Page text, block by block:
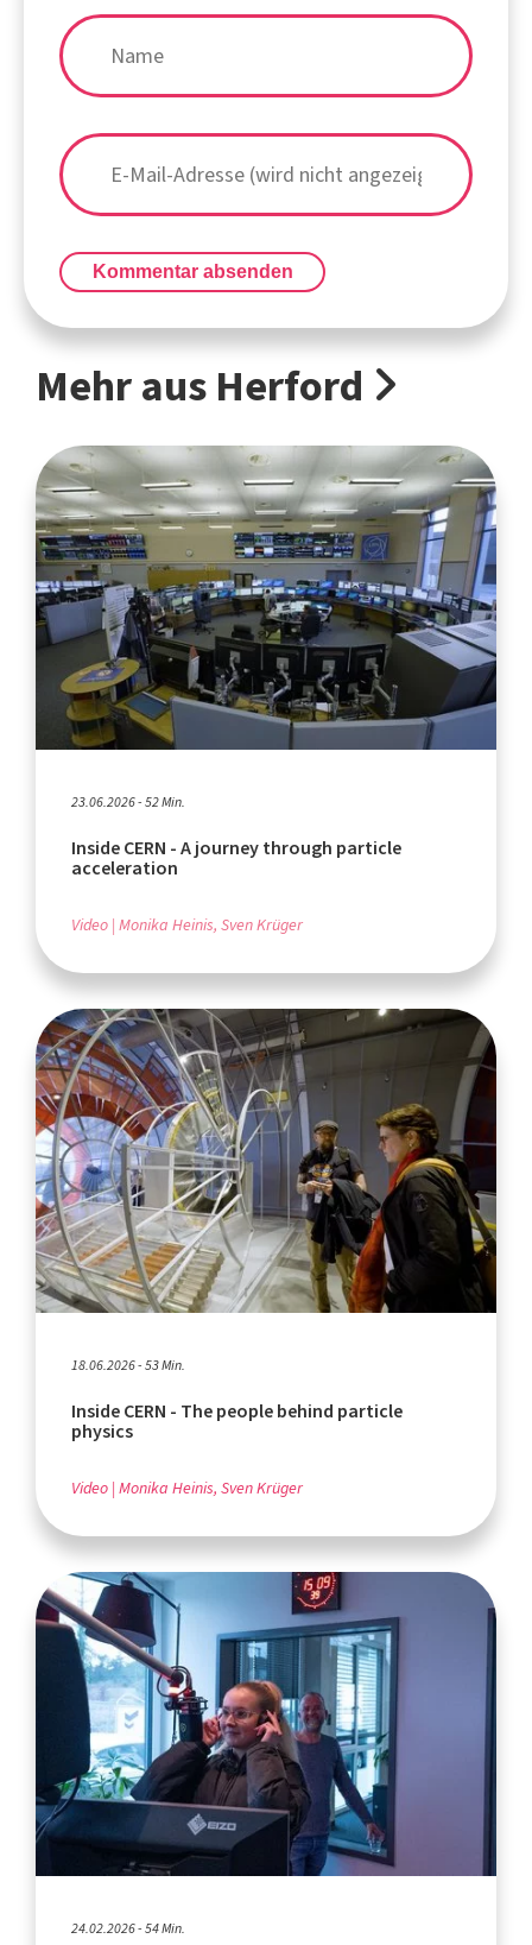
Kommentar absenden
Mehr aus Herford
23.06.2026 - 52 Min.
Inside CERN - A journey through particle
acceleration
Video Monika Heinis, Sven Krüger
18.06.2026 - 53 Min.
Inside CERN - The people behind particle
physics
Video Monika Heinis, Sven Krüger
24.02.2026 - 54 Min.